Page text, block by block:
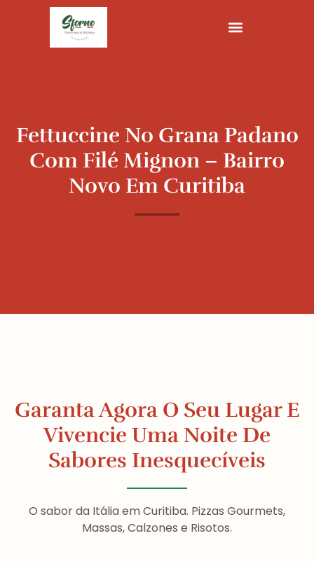
Fettuccine No Grana Padano
Com Filé Mignon – Bairro
Novo Em Curitiba
Garanta Agora O Seu Lugar E
Vivencie Uma Noite De
Sabores Inesquecíveis
O sabor da Itália em Curitiba. Pizzas Gourmets,
Massas, Calzones e Risotos.